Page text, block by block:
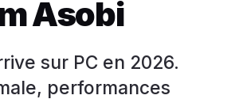
Asobi
sur PC en 2026.
performances